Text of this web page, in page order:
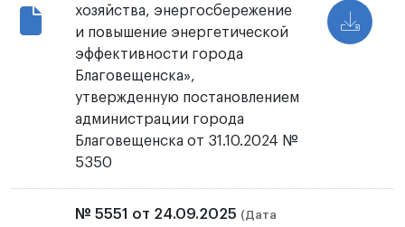
хозяйства, энергосбережение
и повышение энергетической
эффективности города
Благовещенска»,
утвержденную постановлением
администрации города
Благовещенска от 31.10.2024 №
5350
№ 5551 от 24.09.2025 (Дата